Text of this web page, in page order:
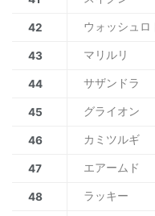
42 ウォッシュロ
43 マリルリ
44 サザンドラ
45 グライオン
46 カミツルギ
47 エアームド
48 ラッキー